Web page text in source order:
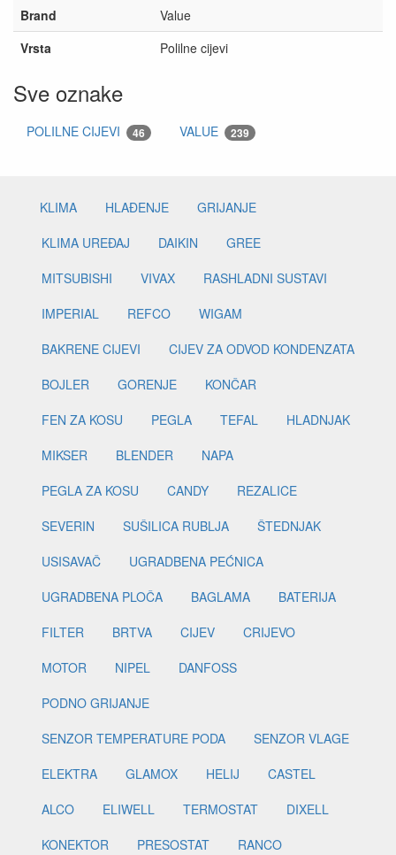
Brand
Value
Vrsta
Polilne cijevi
Sve oznake
POLILNE CIJEVI 46 VALUE 239
KLIMA HLAĐENJE
GRIJANJE
KLIMA UREĐAJ
DAIKIN
GREE
MITSUBISHI
VIVAX
RASHLADNI SUSTAVI
IMPERIAL
REFCO
WIGAM
BAKRENE CIJEVI
CIJEV ZA ODVOD KONDENZATA
BOJLER
GORENJE
KONČAR
FEN ZA KOSU
PEGLA TEFAL
HLADNJAK
MIKSER
BLENDER
NAPA
PEGLA ZA KOSU
CANDY
REZALICE
SEVERIN
SUŠILICA RUBLJA
ŠTEDNJAK
USISAVAČ
UGRADBENA PEĆNICA
UGRADBENA PLOČA
BAGLAMA
BATERIJA
FILTER
BRTVA CIJEV
CRIJEVO
MOTOR
NIPEL
DANFOSS
PODNO GRIJANJE
SENZOR TEMPERATURE PODA
SENZOR VLAGE
ELEKTRA
GLAMOX HELIJ
CASTEL
ALCO
ELIWELL TERMOSTAT
DIXELL
KONEKTOR
PRESOSTAT
RANCO